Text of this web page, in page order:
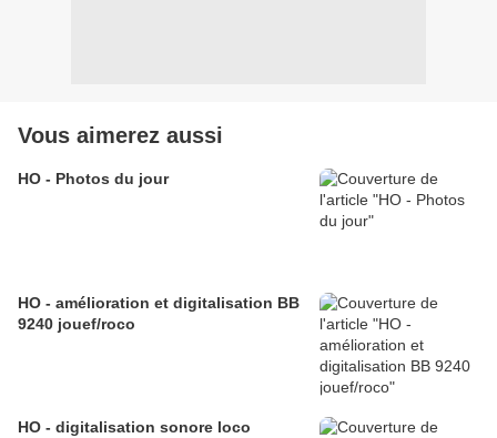
Vous aimerez aussi
HO - Photos du jour
HO - amélioration et digitalisation BB
9240 jouef/roco
HO - digitalisation sonore loco